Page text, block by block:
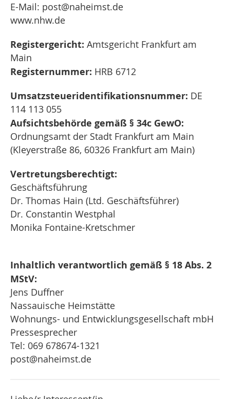
E-Mail: post@naheimst.de
www.nhw.de
Registergericht: Amtsgericht Frankfurt am
Main
Registernummer: HRB 6712
Umsatzsteueridentifikationsnummer: DE
114 113 055
Aufsichtsbehörde gemäß § 34c GewO:
Ordnungsamt der Stadt Frankfurt am Main
(Kleyerstraße 86, 60326 Frankfurt am Main)
Vertretungsberechtigt:
Geschäftsführung
Dr. Thomas Hain (Ltd. Geschäftsführer)
Dr. Constantin Westphal
Monika Fontaine-Kretschmer
Inhaltlich verantwortlich gemäß § 18 Abs. 2
MStV:
Jens Duffner
Nassauische Heimstätte
Wohnungs- und Entwicklungsgesellschaft mbH
Pressesprecher
Tel: 069 678674-1321
post@naheimst.de